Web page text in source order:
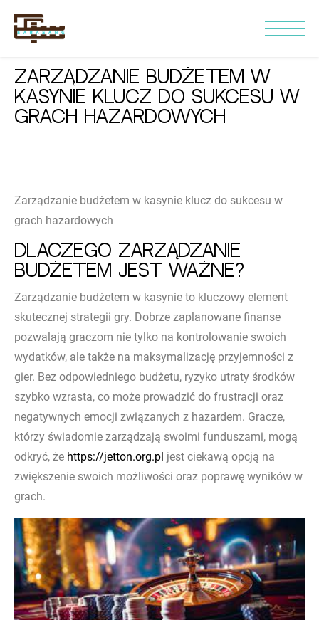
Zarządzanie budżetem w
kasynie klucz do sukcesu w
grach hazardowych
Zarządzanie budżetem w kasynie klucz do sukcesu w
grach hazardowych
Dlaczego zarządzanie
budżetem jest ważne?
Zarządzanie budżetem w kasynie to kluczowy element
skutecznej strategii gry. Dobrze zaplanowane finanse
pozwalają graczom nie tylko na kontrolowanie swoich
wydatków, ale także na maksymalizację przyjemności z
gier. Bez odpowiedniego budżetu, ryzyko utraty środków
szybko wzrasta, co może prowadzić do frustracji oraz
negatywnych emocji związanych z hazardem. Gracze,
którzy świadomie zarządzają swoimi funduszami, mogą
odkryć, że https://jetton.org.pl jest ciekawą opcją na
zwiększenie swoich możliwości oraz poprawę wyników w
grach.